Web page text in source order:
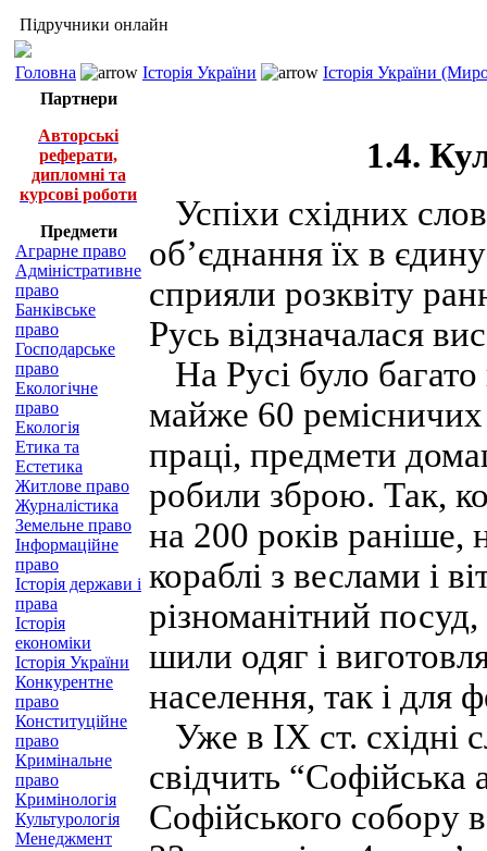
Підручники онлайн
Головна Історія України
Історія України
Партнери
Авторські
реферати,
дипломні та
курсові роботи
Предмети
Аграрне право
Адміністративне
право
Банківське
право
Господарське
право
Екологічне
право
Екологія
Етика та
Естетика
Житлове право
Журналістика
Земельне право
Інформаційне
право
Історія держави і
права
Історія
економіки
Історія України
Конкурентне
право
Конституційне
право
Кримінальне
право
Кримінологія
Культурологія
Менеджмент
1.4.
Успіхи східних
об’єднання їх в
сприяли розквіту
Русь відзначалася
На Русі було багато
майже 60
праці, предмети
робили зброю. Так,
на 200 років раніше,
кораблі з веслами і
різноманітний
шили одяг і
населення, так і для
Уже в IX ст. східні
свідчить “Со­фійська
Софійського собору